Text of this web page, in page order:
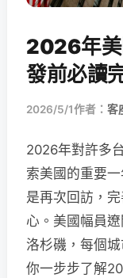
2026年美
發前必讀
2026/5/1作者： 客
2026年對許多
索美國的重要
是再次回訪，
心。美國幅員
洛杉磯，每個
你一步步了解